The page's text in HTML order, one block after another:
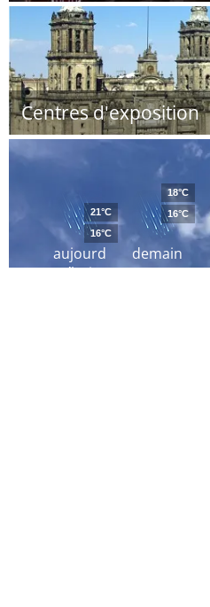
Centres d'exposition
aujourd
´hui
21°C
16°C
demain
18°C
16°C